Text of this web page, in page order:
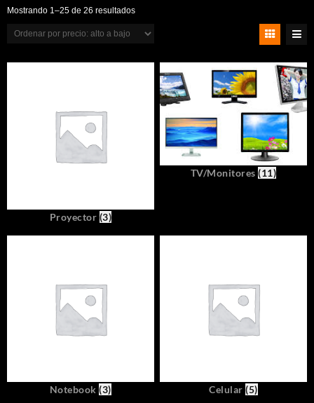
Mostrando 1–25 de 26 resultadosOrdenado
alto
Proyector (3)
TV/Monitores(11)
Notebook(3) Celular(5)